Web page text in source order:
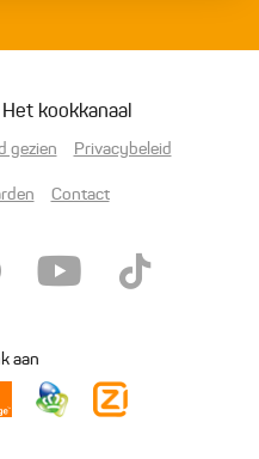
kookkanaal
gezien Privacybeleid
Contact
aan